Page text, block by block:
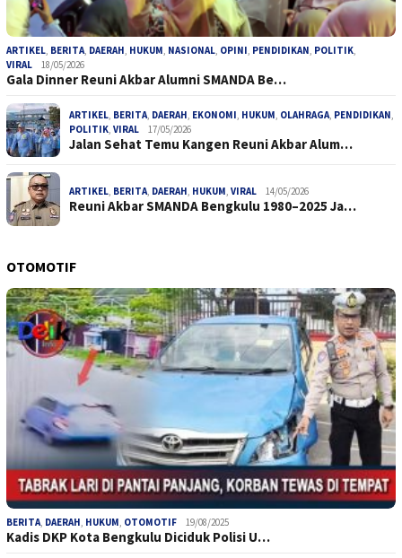
ARTIKEL, BERITA, DAERAH, HUKUM, NASIONAL, OPINI, PENDIDIKAN, POLITIK,
VIRAL
18/05/2026
Gala Dinner Reuni Akbar Alumni SMANDA Be…
ARTIKEL, BERITA, DAERAH, EKONOMI, HUKUM, OLAHRAGA, PENDIDIKAN,
POLITIK, VIRAL 17/05/2026
Jalan Sehat Temu Kangen Reuni Akbar Alum…
ARTIKEL, BERITA, DAERAH, HUKUM, VIRAL 14/05/2026
Reuni Akbar SMANDA Bengkulu 1980–2025 Ja…
OTOMOTIF
BERITA, DAERAH, HUKUM, OTOMOTIF 19/08/2025
Kadis DKP Kota Bengkulu Diciduk Polisi U…